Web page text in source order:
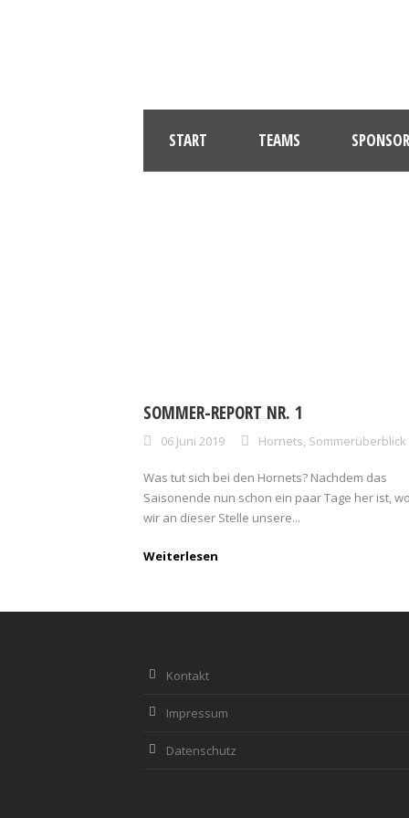
START TEAMS
SOMMER-REPORT NR. 1
06 Juni 2019 Hornets, Sommerüberblick
Was tut sich bei den Hornets? Nachdem das
Saisonende nun schon ein paar Tage her ist,
wir an dieser Stelle unsere...
Weiterlesen
Kontakt
Impressum
Datenschutz